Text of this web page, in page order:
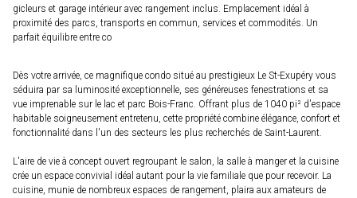
gicleurs et garage intérieur avec rangement inclus. Emplacement idéal à
proximité des parcs, transports en commun, services et commodités. Un
parfait équilibre entre co
Dès votre arrivée, ce magnifique condo situé au prestigieux Le St-Exupéry vous
séduira par sa luminosité exceptionnelle, ses généreuses fenestrations et sa
vue imprenable sur le lac et parc Bois-Franc. Offrant plus de 1040 pi² d'espace
habitable soigneusement entretenu, cette propriété combine élégance, confort et
fonctionnalité dans l'un des secteurs les plus recherchés de Saint-Laurent.
L'aire de vie à concept ouvert regroupant le salon, la salle à manger et la cuisine
crée un espace convivial idéal autant pour la vie familiale que pour recevoir. La
cuisine, munie de nombreux espaces de rangement, plaira aux amateurs de